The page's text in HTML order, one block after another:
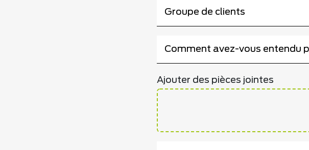
Veuillez sélectionner
Groupe de clients
Veuillez sélectionner
Comment avez-vous entendu
Ajouter des pièces jointes